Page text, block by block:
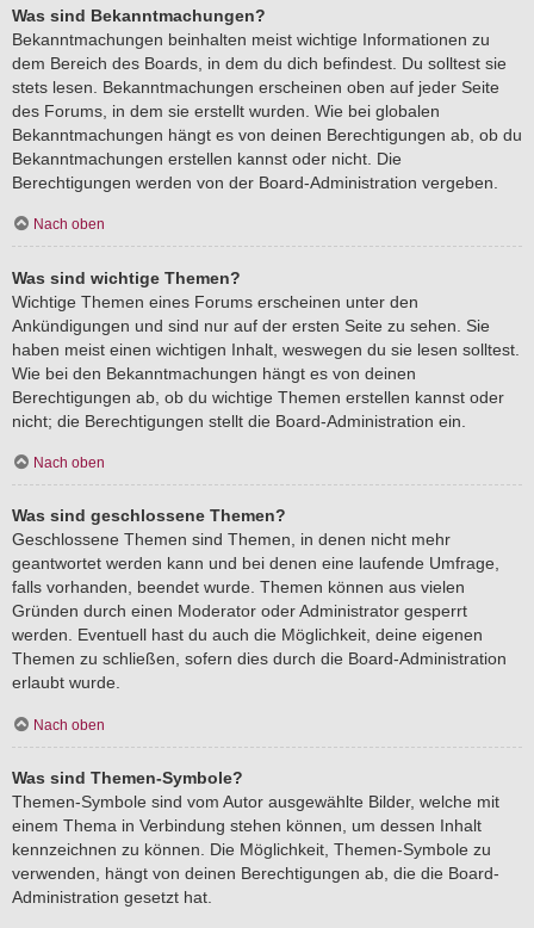
Was sind Bekanntmachungen?
Bekanntmachungen beinhalten meist wichtige Informationen zu
dem Bereich des Boards, in dem du dich befindest. Du solltest sie
stets lesen. Bekanntmachungen erscheinen oben auf jeder Seite
des Forums, in dem sie erstellt wurden. Wie bei globalen
Bekanntmachungen hängt es von deinen Berechtigungen ab, ob du
Bekanntmachungen erstellen kannst oder nicht. Die
Berechtigungen werden von der Board-Administration vergeben.
Nach oben
Was sind wichtige Themen?
Wichtige Themen eines Forums erscheinen unter den
Ankündigungen und sind nur auf der ersten Seite zu sehen. Sie
haben meist einen wichtigen Inhalt, weswegen du sie lesen solltest.
Wie bei den Bekanntmachungen hängt es von deinen
Berechtigungen ab, ob du wichtige Themen erstellen kannst oder
nicht; die Berechtigungen stellt die Board-Administration ein.
Nach oben
Was sind geschlossene Themen?
Geschlossene Themen sind Themen, in denen nicht mehr
geantwortet werden kann und bei denen eine laufende Umfrage,
falls vorhanden, beendet wurde. Themen können aus vielen
Gründen durch einen Moderator oder Administrator gesperrt
werden. Eventuell hast du auch die Möglichkeit, deine eigenen
Themen zu schließen, sofern dies durch die Board-Administration
erlaubt wurde.
Nach oben
Was sind Themen-Symbole?
Themen-Symbole sind vom Autor ausgewählte Bilder, welche mit
einem Thema in Verbindung stehen können, um dessen Inhalt
kennzeichnen zu können. Die Möglichkeit, Themen-Symbole zu
verwenden, hängt von deinen Berechtigungen ab, die die Board-
Administration gesetzt hat.